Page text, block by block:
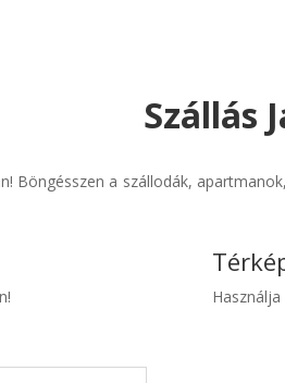
Szállás
Böngésszen a szállodák,